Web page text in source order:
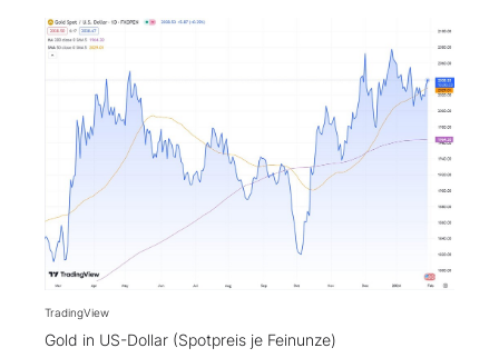
TradingView
Gold in US-Dollar (Spotpreis je Feinunze)